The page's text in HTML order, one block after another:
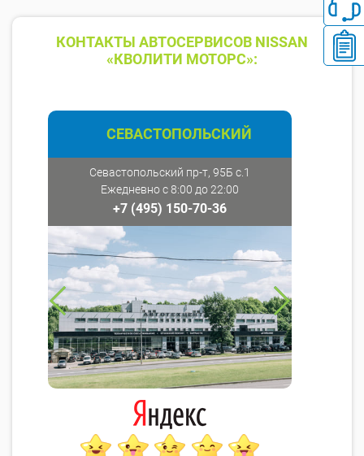
КОНТАКТЫ АВТОСЕРВИСОВ NISSAN
«КВОЛИТИ МОТОРС»:
СЕВАСТОПОЛЬСКИЙ
Севастопольский пр-т, 95Б с.1
Ежедневно с 8:00 до 22:00
+7 (495) 150-70-36